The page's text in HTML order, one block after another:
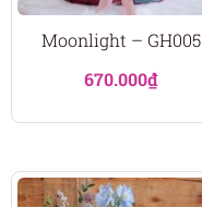
Moonlight – GH005
670.000₫